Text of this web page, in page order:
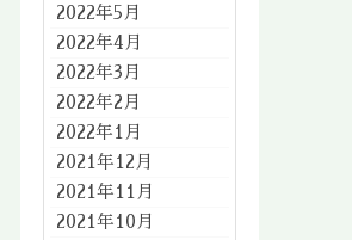
2022年5月
2022年4月
2022年3月
2022年2月
2022年1月
2021年12月
2021年11月
2021年10月